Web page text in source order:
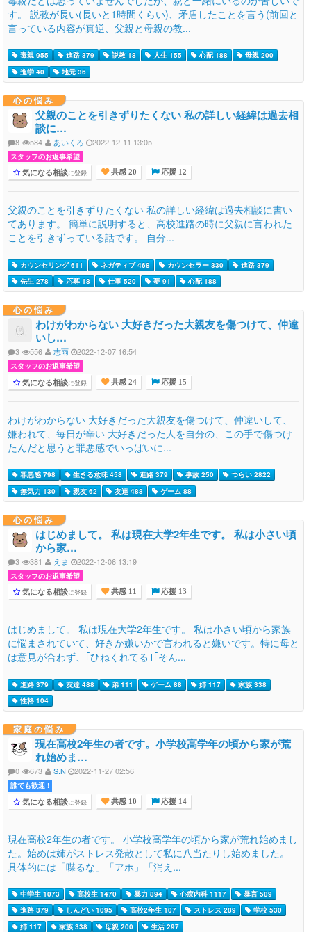
す。 説教が長い(長いと1時間くらい)、矛盾したことを言う(前回と
言っている内容が真逆、父親と母親の教...
毒親 955 進路 379 説教 18 人生 155 心配 188
母親 200
進学 40
地元 36
心の悩み
父親のことを引きずりたくない 私の詳しい経緯は過去相
談に…
8 584 あいくろ 2022-12-11 13:05
スタッフのお返事希望
気になる相談に登録 共感 20 応援 12
父親のことを引きずりたくない 私の詳しい経緯は過去相談に書い
てあります。 簡単に説明すると、高校進路の時に父親に言われた
ことを引きずっている話です。 自分...
カウンセリング 611 ネガティブ 468 カウンセラー 330
進路 379
先生 278
応募 18 仕事 520 夢 91 心配 188
心の悩み
わけがわからない 大好きだった大親友を傷つけて、仲違
いし…
3 556 志雨 2022-12-07 16:54
スタッフのお返事希望
気になる相談に登録 共感 24 応援 15
わけがわからない 大好きだった大親友を傷つけて、仲違いして、
嫌われて、毎日が辛い 大好きだった人を自分の、この手で傷つけ
たんだと思うと罪悪感でいっぱいに...
罪悪感 798 生きる意味 458 進路 379 事故 250
つらい 2822
無気力 130
親友 62 友達 488 ゲーム 88
心の悩み
はじめまして。 私は現在大学2年生です。 私は小さい頃
から家…
3 381 えま 2022-12-06 13:19
スタッフのお返事希望
気になる相談に登録 共感 11 応援 13
はじめまして。 私は現在大学2年生です。 私は小さい頃から家族
に悩まされていて、好きか嫌いかで言われると嫌いです。特に母と
は意見が合わず、｢ひねくれてる｣｢そん...
進路 379 友達 488 弟 111 ゲーム 88 姉 117
家族 338
性格 104
家庭の悩み
現在高校2年生の者です。小学校高学年の頃から家が荒
れ始めま…
0 673 S.N 2022-11-27 02:56
誰でも歓迎 !
気になる相談に登録 共感 10 応援 14
現在高校2年生の者です。 小学校高学年の頃から家が荒れ始めまし
た。始めは姉がストレス発散として私に八当たりし始めました。
具体的には「喋るな」「アホ」「消え...
中学生 1073 高校生 1470 暴力 894 心療内科 1117
暴言 589
進路 379
しんどい 1095 高校2年生 107 ストレス 289
学校 530
姉 117
家族 338 母親 200 生活 297